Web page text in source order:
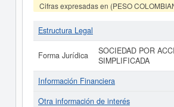
Cifras expresadas en (PESO
Estructura Legal
Forma Jurídica
SOCIEDAD POR
SIMPLIFICADA
Información Financiera
Otra información de interés